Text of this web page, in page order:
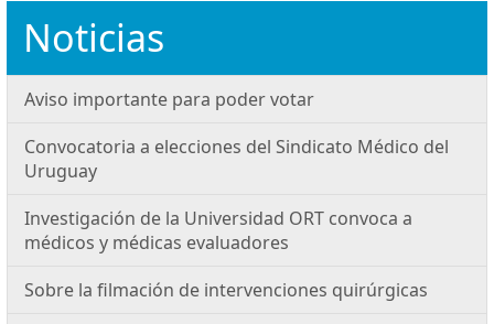
Noticias
Aviso importante para poder votar
Convocatoria a elecciones del Sindicato Médico del
Uruguay
Investigación de la Universidad ORT convoca a
médicos y médicas evaluadores
Sobre la filmación de intervenciones quirúrgicas